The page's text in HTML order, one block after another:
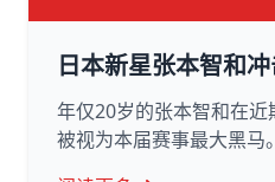
日本新星张本智和
年仅20岁的张本智和在近
被视为本届赛事最大黑马。